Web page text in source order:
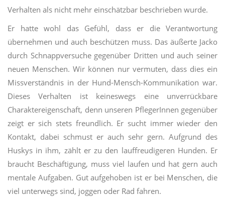
Verhalten als nicht mehr einschätzbar beschrieben wurde.
Er hatte wohl das Gefühl, dass er die Verantwortung
übernehmen und auch beschützen muss. Das äußerte Jacko
durch Schnappversuche gegenüber Dritten und auch seiner
neuen Menschen. Wir können nur vermuten, dass dies ein
Missverständnis in der Hund-Mensch-Kommunikation war.
Dieses Verhalten ist keineswegs eine unverrückbare
Charaktereigenschaft, denn unseren PflegerInnen gegenüber
zeigt er sich stets freundlich. Er sucht immer wieder den
Kontakt, dabei schmust er auch sehr gern. Aufgrund des
Huskys in ihm, zählt er zu den lauffreudigeren Hunden. Er
braucht Beschäftigung, muss viel laufen und hat gern auch
mentale Aufgaben. Gut aufgehoben ist er bei Menschen, die
viel unterwegs sind, joggen oder Rad fahren.